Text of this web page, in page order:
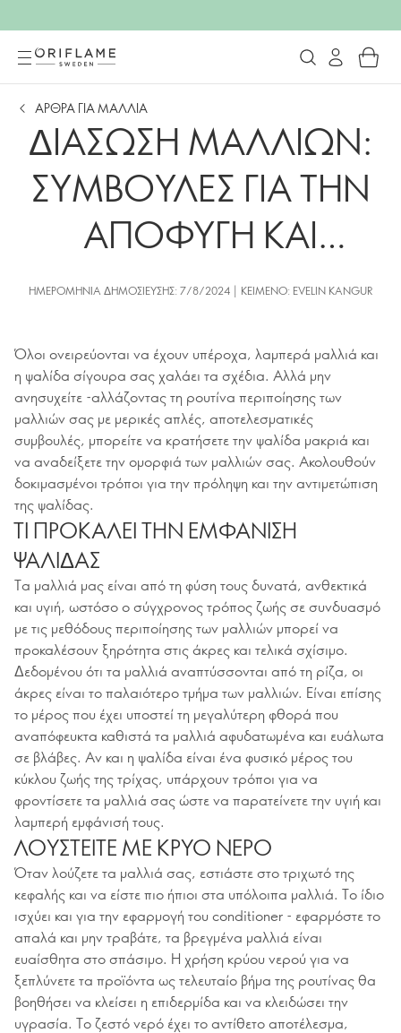
ΑΡΘΡΑ ΓΙΑ ΜΑΛΛΙΑ
ΔΙΑΣΩΣΗ ΜΑΛΛΙΩΝ:
ΣΥΜΒΟΥΛΕΣ ΓΙΑ ΤΗΝ
ΑΠΟΦΥΓΗ ΚΑΙ
ΦΡΟΝΤΙΔΑ ΤΗΣ
ΗΜΕΡΟΜΗΝΊΑ ΔΗΜΟΣΊΕΥΣΗΣ: 7/8/2024 | ΚΕΊΜΕΝΟ: EVELIN KANGUR
Όλοι ονειρεύονται να έχουν υπέροχα, λαμπερά μαλλιά και
η ψαλίδα σίγουρα σας χαλάει τα σχέδια. Αλλά μην
ανησυχείτε -αλλάζοντας τη ρουτίνα περιποίησης των
μαλλιών σας με μερικές απλές, αποτελεσματικές
συμβουλές, μπορείτε να κρατήσετε την ψαλίδα μακριά και
να αναδείξετε την ομορφιά των μαλλιών σας. Ακολουθούν
δοκιμασμένοι τρόποι για την πρόληψη και την αντιμετώπιση
της ψαλίδας.
ΤΙ ΠΡΟΚΑΛΕΙ ΤΗΝ ΕΜΦΑΝΙΣΗ
ΨΑΛΙΔΑΣ
Τα μαλλιά μας είναι από τη φύση τους δυνατά, ανθεκτικά
και υγιή, ωστόσο ο σύγχρονος τρόπος ζωής σε συνδυασμό
με τις μεθόδους περιποίησης των μαλλιών μπορεί να
προκαλέσουν ξηρότητα στις άκρες και τελικά σχίσιμο.
Δεδομένου ότι τα μαλλιά αναπτύσσονται από τη ρίζα, οι
άκρες είναι το παλαιότερο τμήμα των μαλλιών. Είναι επίσης
το μέρος που έχει υποστεί τη μεγαλύτερη φθορά που
αναπόφευκτα καθιστά τα μαλλιά αφυδατωμένα και ευάλωτα
σε βλάβες. Αν και η ψαλίδα είναι ένα φυσικό μέρος του
κύκλου ζωής της τρίχας, υπάρχουν τρόποι για να
φροντίσετε τα μαλλιά σας ώστε να παρατείνετε την υγιή και
λαμπερή εμφάνισή τους.
ΛΟΥΣΤΕΙΤΕ ΜΕ ΚΡΥΟ ΝΕΡΟ
Όταν λούζετε τα μαλλιά σας, εστιάστε στο τριχωτό της
κεφαλής και να είστε πιο ήπιοι στα υπόλοιπα μαλλιά. Το ίδιο
ισχύει και για την εφαρμογή του conditioner - εφαρμόστε το
απαλά και μην τραβάτε, τα βρεγμένα μαλλιά είναι
ευαίσθητα στο σπάσιμο. Η χρήση κρύου νερού για να
ξεπλύνετε τα προϊόντα ως τελευταίο βήμα της ρουτίνας θα
βοηθήσει να κλείσει η επιδερμίδα και να κλειδώσει την
υγρασία. Το ζεστό νερό έχει το αντίθετο αποτέλεσμα,